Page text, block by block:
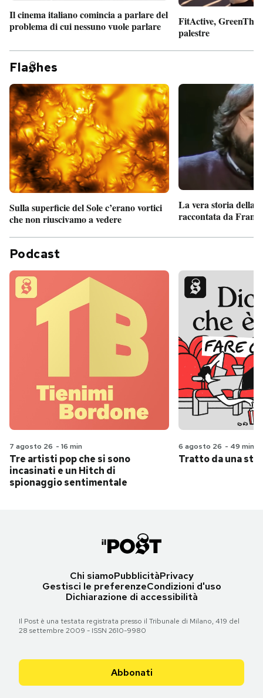
Il cinema italiano comincia a parlare del
problema di cui nessuno vuole parlare
FitActive,
palestre
Fla hes
Sulla superficie del Sole c’erano vortici
che non riuscivamo a vedere
La vera storia della
raccontata da
Podcast
7 agosto 26 - 16 min
Tre artisti pop che si sono
incasinati e un Hitch di
spionaggio sentimentale
6 agosto 26 - 49 min
Tratto da una
Chi siamoPubblicitàPrivacy
Gestisci le preferenzeCondizioni d'uso
Dichiarazione di accessibilità
Il Post è una testata registrata presso il Tribunale di Milano, 419 del
28 settembre 2009 - ISSN 2610-9980
Abbonati